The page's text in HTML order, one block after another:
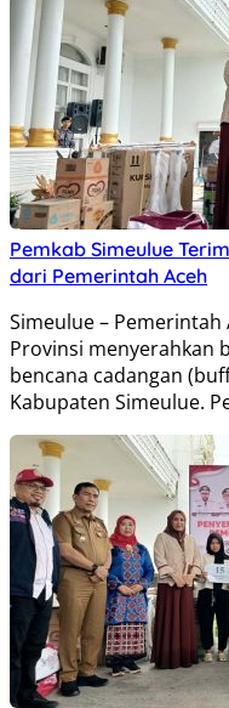
Pemkab Simeulue
dari Pemerintah Aceh
Simeulue – Pemerintah
Provinsi menyerahkan
bencana cadangan
Kabupaten Simeulue.